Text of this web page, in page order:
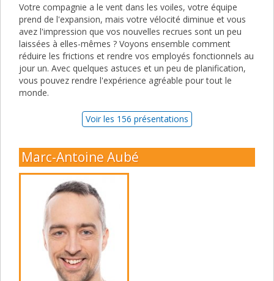
Votre compagnie a le vent dans les voiles, votre équipe
prend de l'expansion, mais votre vélocité diminue et vous
avez l'impression que vos nouvelles recrues sont un peu
laissées à elles-mêmes ? Voyons ensemble comment
réduire les frictions et rendre vos employés fonctionnels au
jour un. Avec quelques astuces et un peu de planification,
vous pouvez rendre l'expérience agréable pour tout le
monde.
Voir les 156 présentations
Marc-Antoine Aubé